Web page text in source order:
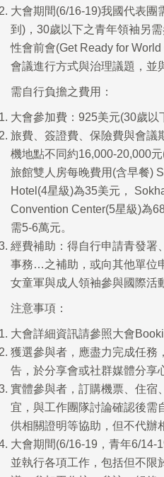
大會期間(6/16-19)我國代表團
到)，30歲以下之青年領袖另
性會前會(Get Ready for
會議進行方式與治理議題，並
需自行負擔之費用：
大會參加費：925美元(30歲以
旅費、簽證費、保險費與會議
機地點不同約16,000-20,000
旅館雙人房每晚費用(含早餐)
Hotel(4星級)為35美元，
Convention Center(5星級)為
需5-6萬元。
經費補助：得自行申請青發署
事務…之補助，或向其他單位
女童軍與成人領袖參與國際活
注意事項：
大會詳細資訊請參照大會
獲選參與者，應盡力完成任務
告，於分享會或社群媒體分享
實體參與者，訂購機票、住
宜，與工作團隊討論確認後需
供相關證明等協助，但不代辦
大會期間(6/16-19，青年6/14-
並執行各項工作，包括但不限